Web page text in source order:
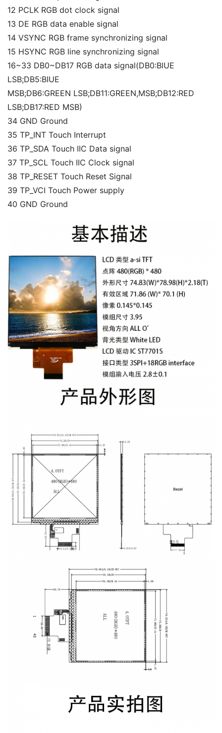
12 PCLK RGB dot clock signal
13 DE RGB data enable signal
14 VSYNC RGB frame synchronizing signal
15 HSYNC RGB line synchronizing signal
16~33 DB0~DB17 RGB data signal(DB0:BlUE
LSB;DB5:BIUE
MSB;DB6:GREEN LSB;DB11:GREEN,MSB;DB12:RED
LSB;DB17:RED MSB)
34 GND Ground
35 TP_INT Touch Interrupt
36 TP_SDA Touch IIC Data signal
37 TP_SCL Touch IIC Clock signal
38 TP_RESET Touch Reset Signal
39 TP_VCI Touch Power supply
40 GND Ground